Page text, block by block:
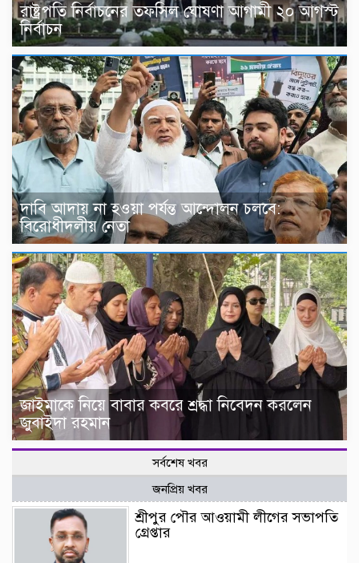
রাষ্ট্রপতি নির্বাচনের তফসিল ঘোষণা আগামী ২০ আগস্ট
নির্বাচন
দাবি আদায় না হওয়া পর্যন্ত আন্দোলন চলবে:
বিরোধীদলীয় নেতা
জাইমাকে নিয়ে বাবার কবরে শ্রদ্ধা নিবেদন করলেন
জুবাইদা রহমান
সর্বশেষ খবর
জনপ্রিয় খবর
শ্রীপুর পৌর আওয়ামী লীগের সভাপতি
গ্রেপ্তার